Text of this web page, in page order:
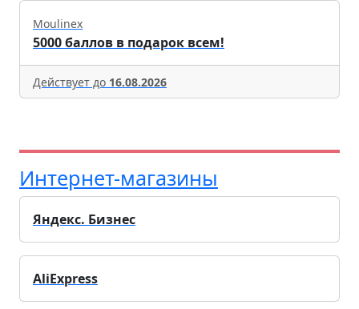
Moulinex
5000 баллов в подарок всем!
Действует до 16.08.2026
Интернет-магазины
Яндекс. Бизнес
AliExpress